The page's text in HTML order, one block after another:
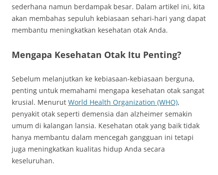
sederhana namun berdampak besar. Dalam artikel ini, kita
akan membahas sepuluh kebiasaan sehari-hari yang dapat
membantu meningkatkan kesehatan otak Anda.
Mengapa Kesehatan Otak Itu Penting?
Sebelum melanjutkan ke kebiasaan-kebiasaan berguna,
penting untuk memahami mengapa kesehatan otak sangat
krusial. Menurut World Health Organization (WHO),
penyakit otak seperti demensia dan alzheimer semakin
umum di kalangan lansia. Kesehatan otak yang baik tidak
hanya membantu dalam mencegah gangguan ini tetapi
juga meningkatkan kualitas hidup Anda secara
keseluruhan.